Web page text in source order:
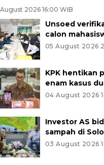
2026 16:00 WIB
Unsoed
calon
05 August 2026
KPK hentikan
enam kasus
04 August 2026
Investor AS
sampah di
03 August 2026